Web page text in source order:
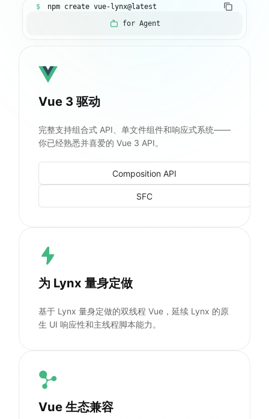
$
npm create vue-lynx@latest
for Agent
Vue 3 驱动
完整支持组合式 API、单文件组件和响应式系统——
你已经熟悉并喜爱的 Vue 3 API。
Composition API
SFC
为 Lynx 量身定做
基于 Lynx 量身定做的双线程 Vue，延续 Lynx 的原
生 UI 响应性和主线程脚本能力。
Vue 生态兼容